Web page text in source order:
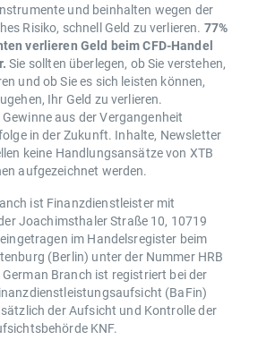
und beinhalten wegen der
Risiko, schnell Geld zu verlieren. 77%
verlieren Geld beim CFD-Handel
Sie sollten überlegen, ob Sie verstehen,
und ob Sie es sich leisten können,
Ihr Geld zu verlieren.
aus der Vergangenheit
in der Zukunft. Inhalte, Newsletter
keine Handlungsansätze von XTB
aufgezeichnet werden.
ist Finanzdienstleister mit
Joachimsthaler Straße 10, 10719
im Handelsregister beim
(Berlin) unter der Nummer HRB
Branch ist registriert bei der
(BaFin)
der Aufsicht und Kontrolle der
KNF.